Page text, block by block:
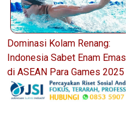
Dominasi Kolam Renang:
Indonesia Sabet Enam Emas
di ASEAN Para Games 2025